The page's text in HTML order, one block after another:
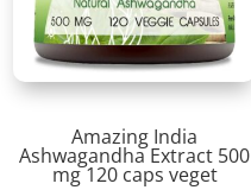
Amazing India
Ashwagandha Extract 500
mg 120 caps veget